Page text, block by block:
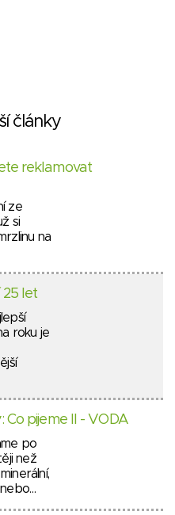
články
reklamovat
ze
si
na
25 let
roku je
Co pijeme II - VODA
po
než